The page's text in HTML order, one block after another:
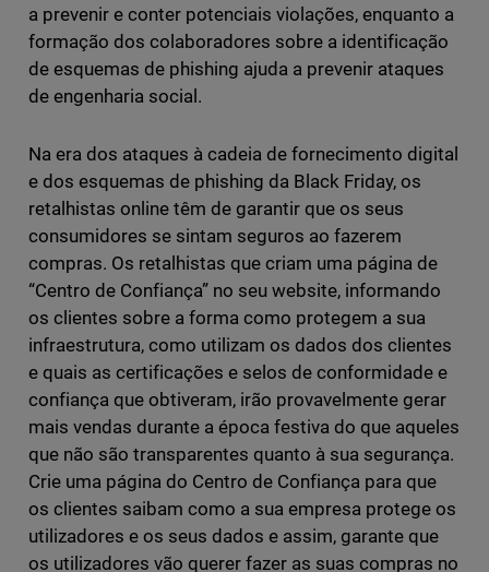
a prevenir e conter potenciais violações, enquanto a
formação dos colaboradores sobre a identificação
de esquemas de phishing ajuda a prevenir ataques
de engenharia social.
Na era dos ataques à cadeia de fornecimento digital
e dos esquemas de phishing da Black Friday, os
retalhistas online têm de garantir que os seus
consumidores se sintam seguros ao fazerem
compras. Os retalhistas que criam uma página de
“Centro de Confiança” no seu website, informando
os clientes sobre a forma como protegem a sua
infraestrutura, como utilizam os dados dos clientes
e quais as certificações e selos de conformidade e
confiança que obtiveram, irão provavelmente gerar
mais vendas durante a época festiva do que aqueles
que não são transparentes quanto à sua segurança.
Crie uma página do Centro de Confiança para que
os clientes saibam como a sua empresa protege os
utilizadores e os seus dados e assim, garante que
os utilizadores vão querer fazer as suas compras no